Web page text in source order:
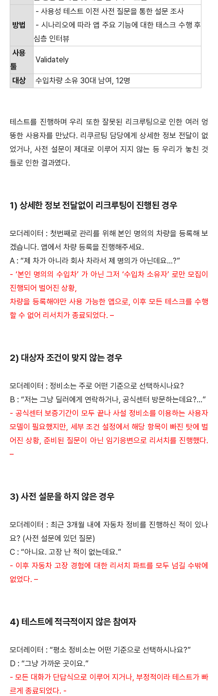
방법
- 사용성 테스트 이전 사전 질문을 통한 설문 조사
- 시나리오에 따라 앱 주요 기능에 대한 태스크 수행 후
심층 인터뷰
사용
툴
Validately
대상 수입차량 소유 30대 남여, 12명
테스트를 진행하며 우리 또한 잘못된 리크루팅으로 인한 여러 엉
뚱한 사용자를 만났다. 리쿠르팅 담당에게 상세한 정보 전달이 없
었거나, 사전 설문이 제대로 이루어 지지 않는 등 우리가 놓친 것
들로 인한 결과였다.
1) 상세한 정보 전달없이 리크루팅이 진행된 경우
모더레이터 : 첫번째로 관리를 위해 본인 명의의 차량을 등록해 보
겠습니다. 앱에서 차량 등록을 진행해주세요.
A : “제 차가 아니라 회사 차라서 제 명의가 아닌데요...?”
- ‘본인 명의의 수입차’ 가 아닌 그저 ‘수입차 소유자’ 로만 모집이
진행되어 벌어진 상황,
차량을 등록해야만 사용 가능한 앱으로, 이후 모든 테스크를 수행
할 수 없어 리서치가 종료되었다. –
2) 대상자 조건이 맞지 않는 경우
모더레이터 : 정비소는 주로 어떤 기준으로 선택하시나요?
B : “저는 그냥 딜러에게 연락하거나, 공식센터 방문하는데요?...”
- 공식센터 보증기간이 모두 끝나 사설 정비소를 이용하는 사용자
모델이 필요했지만, 세부 조건 설정에서 해당 항목이 빠진 탓에 벌
어진 상황,준비된 질문이 아닌 임기응변으로 리서치를 진행했다.
–
3) 사전 설문을 하지 않은 경우
모더레이터 : 최근 3개월 내에 자동차 정비를 진행하신 적이 있나
요? (사전 설문에 있던 질문)
C : “아니요. 고장 난 적이 없는데요.”
- 이후 자동차 고장 경험에 대한 리서치 파트를 모두 넘길 수밖에
없었다. –
4) 테스트에 적극적이지 않은 참여자
모더레이터 : “평소 정비소는 어떤 기준으로 선택하시나요?”
D : “그냥 가까운 곳이요.”
- 모든 대화가 단답식으로 이루어 지거나, 부정적이라 테스트가 빠
르게 종료되었다. -